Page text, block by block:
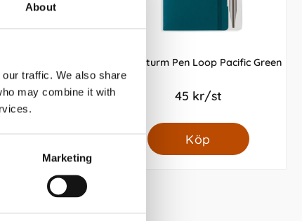
About
traffic. We also share
may combine it with
Marketing
Soft Black 2026
kr/st
Köp
Leuchtturm Pen Loop Pacific Green
45 kr/st
Köp